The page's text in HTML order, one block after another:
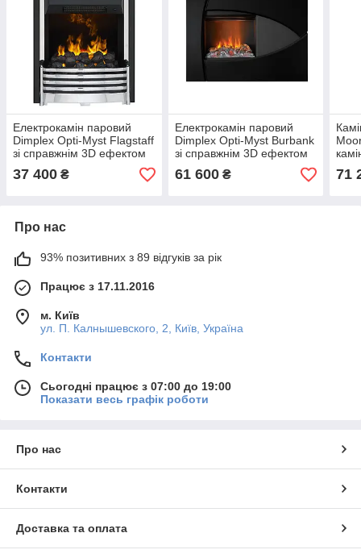
Електрокамін паровий
Dimplex Opti-Myst Flagstaff
зі справжнім 3D ефектом
полумʼя, обігрівом та
вугіллям
37 400 ₴
Електрокамін паровий
Dimplex Opti-Myst Burbank
зі справжнім 3D ефектом
полумʼя, обігрівом та
дровами
61 600₴ 71
Про нас
93% позитивних з 89 відгуків за рік
Працює з 17.11.2016
м. Київ
ул. П. Калнышевского, 2, Київ, Україна
Контакти
Сьогодні працює з 07:00 до 19:00
Показати весь графік роботи
Про нас
Контакти
Доставка та оплата